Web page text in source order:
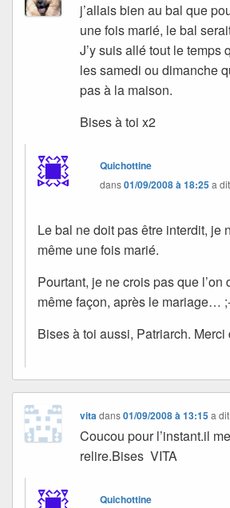
j’allais bien au bal que
une fois marié, le bal
J’y suis allé tout le temps
les samedi ou dimanche
pas à la maison.
Bises à toi x2
Quichottine
dans01/09/2008 à 18:25a
Le bal ne doit pas être interdit, je
même une fois marié.
Pourtant, je ne crois pas que l’on
même façon, après le mariage…
Bises à toi aussi, Patriarch. Merci
vitadans01/09/2008 à 13:15 a
Coucou pour l’instant.il
relire.Bises VITA
Quichottine